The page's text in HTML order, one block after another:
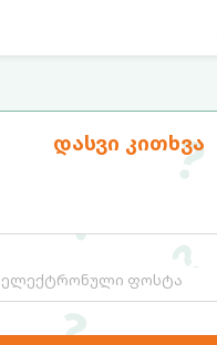
დასვი კითხვა
წვეულებებისთვის,
ულუფა: 8 პორცია